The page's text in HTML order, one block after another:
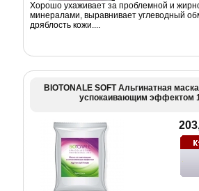
Хорошо ухаживает за проблемной и
минералами, выравнивает углеводный
дряблость кожи....
BIOTONALE SOFT Альгинатная
успокаивающим эффектом